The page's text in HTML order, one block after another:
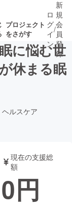
プロジェクト
をさがす
書籍・雑誌
ロ
グ
イ
ン
/
新
規
会
員
登
録
に悩む世
休まる眠
ルスケア
現在の支援総
額
0円